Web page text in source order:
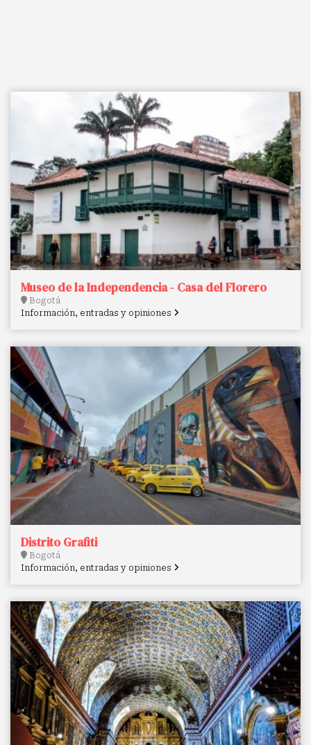
Museo de la Independencia - Casa del Florero
Bogotá
Información, entradas y opiniones
Distrito Grafiti
Bogotá
Información, entradas y opiniones